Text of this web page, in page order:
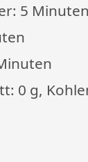
5 Minuten
0 g,